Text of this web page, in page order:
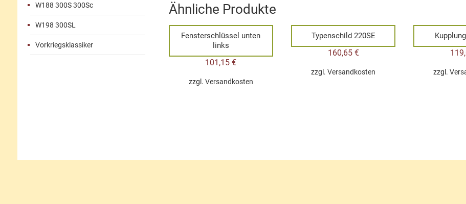
W188 300S 300Sc
W198 300SL
Vorkriegsklassiker
Ähnliche Produkte
Fensterschlüssel unten
links
101,15€
zzgl. Versandkosten
Typenschild 220SE
160,65 €
zzgl.Versandkosten zzgl.